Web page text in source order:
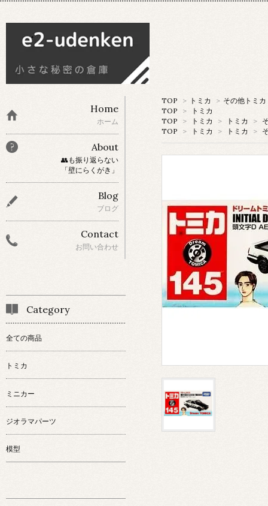
TOP > トミカ > その他トミカ
TOP
>
トミカ
TOP
> トミカ > トミカ >
TOP
> トミカ > トミカ >
Home
ホーム
About
👥も振り返らない
「壁にらくがき」
Blog
ブログ
Contact
お問い合わせ
Category
全ての商品
トミカ
ミニカー
ジオラマパーツ
模型